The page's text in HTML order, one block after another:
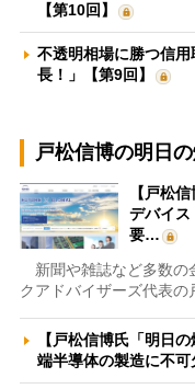
【第10回】
不透明相場に勝つ信
長！」【第9回】
戸松信博の明日
【戸松
デバイス
要…
新聞や雑誌など多数の
クアドバイザーズ代表の
【戸松信博氏「明日
端半導体の製造に不